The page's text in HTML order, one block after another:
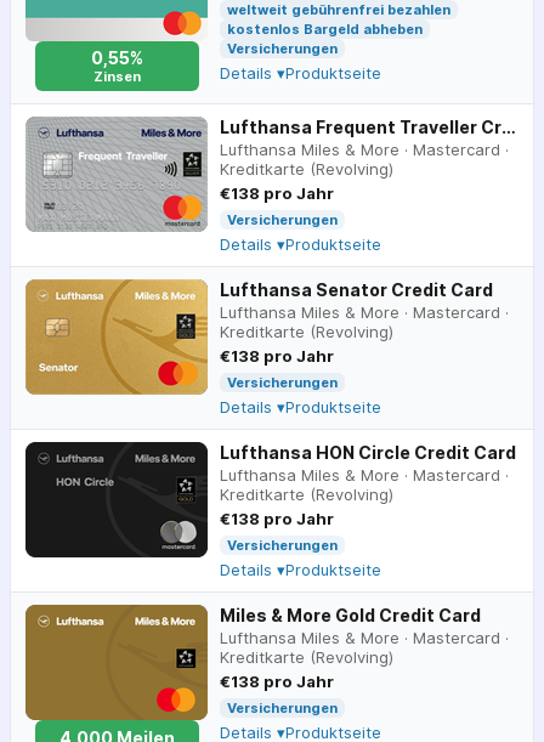
0,55%
Zinsen
weltweit gebührenfrei bezahlen
kostenlos Bargeld abheben
Versicherungen
Details ▾Produktseite
Lufthansa Frequent Traveller Credit Card
Lufthansa Miles & More · Mastercard ·
Kreditkarte (Revolving)
€138 pro Jahr
Versicherungen
Details ▾Produktseite
Lufthansa Senator Credit Card
Lufthansa Miles & More · Mastercard ·
Kreditkarte (Revolving)
€138 pro Jahr
Versicherungen
Details ▾Produktseite
Lufthansa HON Circle Credit Card
Lufthansa Miles & More · Mastercard ·
Kreditkarte (Revolving)
€138 pro Jahr
Versicherungen
Details ▾Produktseite
4.000 Meilen
Miles & More Gold Credit Card
Lufthansa Miles & More · Mastercard ·
Kreditkarte (Revolving)
€138 pro Jahr
Versicherungen
Details ▾Produktseite